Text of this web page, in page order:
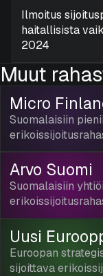
Ilmoitus
haitallisista
2024
Muut
Micro
Suomalaisiin
Arvo Suomi
Suomalaisiin
Uusi
Euroopan
sijoittava